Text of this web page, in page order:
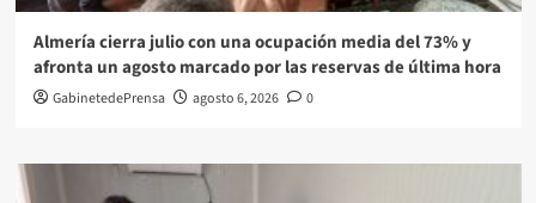
Almería cierra julio con una ocupación media del 73% y
afronta un agosto marcado por las reservas de última hora
GabinetedePrensa agosto 6, 2026 0